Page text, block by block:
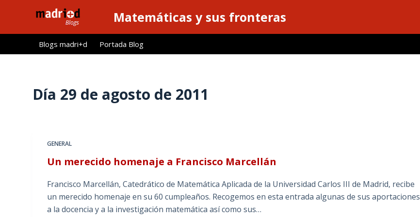
l
Matemáticas y sus fronteras
Blogs madri+d Portada Blog
Día 29 de agosto de 2011
GENERAL
Un merecido homenaje a Francisco Marcellán
Francisco Marcellán, Catedrático de Matemática Aplicada de la Universidad Carlos III de Madrid, recibe
un merecido homenaje en su 60 cumpleaños. Recogemos en esta entrada algunas de sus aportaciones
a la docencia y a la investigación matemática así como sus…